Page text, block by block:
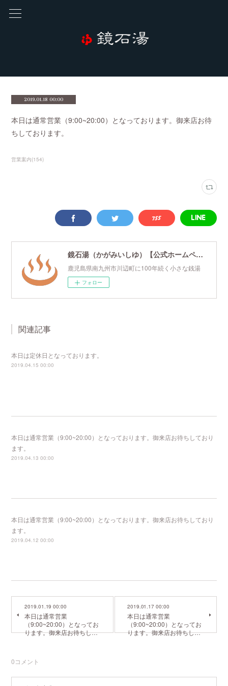
2019.01.18 00:00
本日は通常営業（9:00~20:00）となっております。御来店お待
ちしております。
営業案内(154)
鏡石湯（かがみいしゆ）【公式ホームページ】
鹿児島県南九州市川辺町に100年続く小さな銭湯
フォロー
関連記事
本日は定休日となっております。
2019.04.15 00:00
本日は通常営業（9:00~20:00）となっております。御来店お待ちしており
ます。
2019.04.13 00:00
本日は通常営業（9:00~20:00）となっております。御来店お待ちしており
ます。
2019.04.12 00:00
2019.01.19 00:00
本日は通常営業
（9:00~20:00）となってお
ります。御来店お待ちし…
2019.01.17 00:00
本日は通常営業
（9:00~20:00）となってお
ります。御来店お待ちし…
0コメント